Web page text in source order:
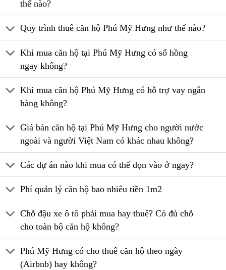
thế nào?
Quy trình thuê căn hộ Phú Mỹ Hưng như thế nào?
Khi mua căn hộ tại Phú Mỹ Hưng có sổ hồng
ngay không?
Khi mua căn hộ Phú Mỹ Hưng có hỗ trợ vay ngân
hàng không?
Giá bán căn hộ tại Phú Mỹ Hưng cho người nước
ngoài và người Việt Nam có khác nhau không?
Các dự án nào khi mua có thể dọn vào ở ngay?
Phí quản lý căn hộ bao nhiêu tiền 1m2
Chỗ đậu xe ô tô phải mua hay thuê? Có đủ chỗ
cho toàn bộ căn hộ không?
Phú Mỹ Hưng có cho thuê căn hộ theo ngày
(Airbnb) hay không?